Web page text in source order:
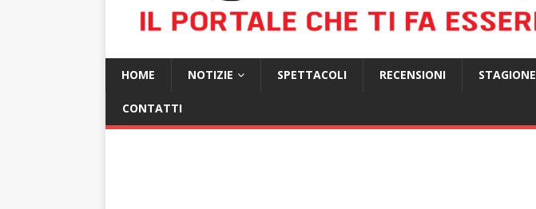
HOME NOTIZIE SPETTACOLI RECENSIONI STAGIONE
CONTATTI